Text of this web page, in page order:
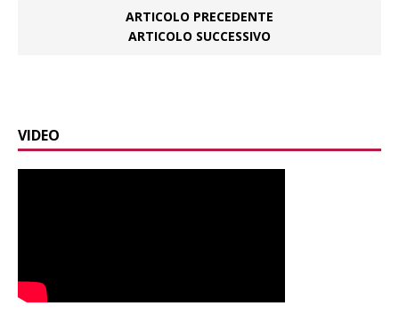
ARTICOLO PRECEDENTE
ARTICOLO SUCCESSIVO
VIDEO